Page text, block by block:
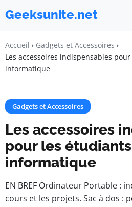
Geeksunite.net
Accueil
Gadgets et Accessoires
Les accessoires indispensables
informatique
Gadgets et Accessoires
Les accessoires
pour les
informatique
EN BREF Ordinateur Portable :
cours et les projets. Sac à dos :